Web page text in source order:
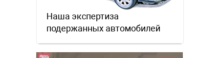
Наша экспертиза
подержанных автомобилей